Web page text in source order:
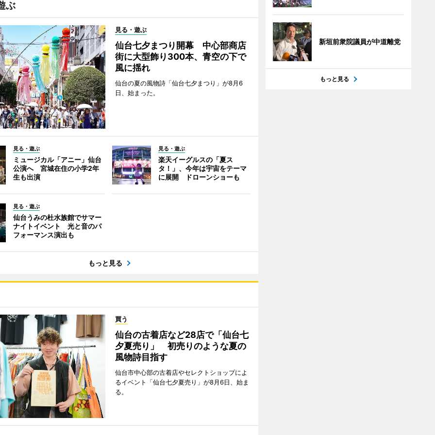
ぶ
見る・遊ぶ
仙台七夕まつり開幕 中心部商店
街に大型飾り300本、青空の下で
風に揺れ
仙台の夏の風物詩「仙台七夕まつり」が8月6
日、始まった。
見る・遊ぶ
ミュージカル「アニー」仙台
公演へ 宮城在住の小学2年
生も出演
見る・遊ぶ
楽天イーグルスの「夏ス
タ！」、今年は宇宙をテーマ
に展開 ドローンショーも
見る・遊ぶ
仙台うみの杜水族館でサマー
ナイトイベント 光と音のパ
フォーマンス演出も
もっと見る
買う
仙台の古着店など28店で「仙台七
夕夏売り」 初売りのような夏の
風物詩目指す
仙台市中心部の古着店やセレクトショップによ
るイベント「仙台七夕夏売り」が8月6日、始ま
る。
新垣前衆院議員が中道離党
もっと見る